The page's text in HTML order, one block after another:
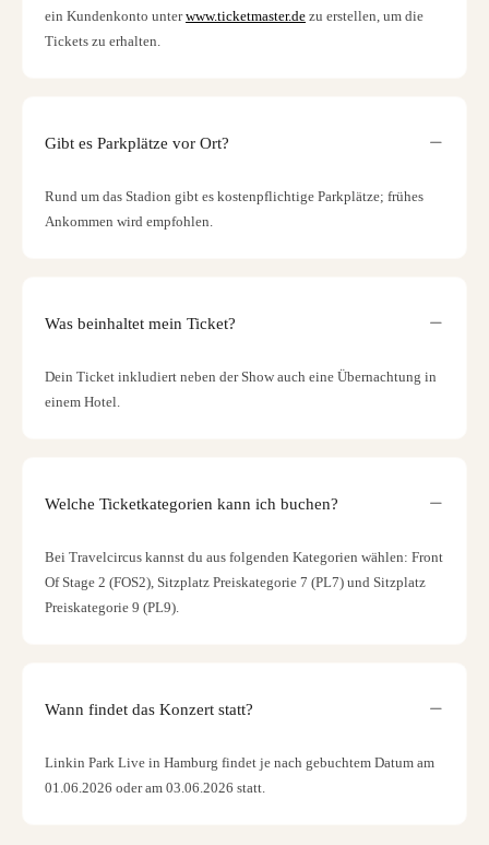
ein Kundenkonto unterwww.ticketmaster.de zu erstellen, um die
Tickets zu erhalten.
Gibt es Parkplätze vor Ort?
Rund um das Stadion gibt es kostenpflichtige Parkplätze; frühes
Ankommen wird empfohlen.
Was beinhaltet mein Ticket?
Dein Ticket inkludiert neben der Show auch eine Übernachtung in
einem Hotel.
Welche Ticketkategorien kann ich buchen?
Bei Travelcircus kannst du aus folgenden Kategorien wählen: Front
Of Stage 2 (FOS2), Sitzplatz Preiskategorie 7 (PL7) und Sitzplatz
Preiskategorie 9 (PL9).
Wann findet das Konzert statt?
Linkin Park Live in Hamburg findet je nach gebuchtem Datum am
01.06.2026 oder am 03.06.2026 statt.